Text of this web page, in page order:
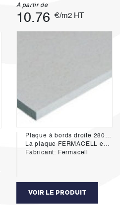
A partir de
10.76 €/m2 HT
Plaque à bords droite 280x120 ep 12.5mm
La plaque FERMACELL est exclusivement composée de plâtre et de fibres de cellulose issues du recyclage du papier. Le mélange de ces composants naturels additionné d'eau, est ensuite compressé à haute température et séché à haute température pour obtenir une plaque d'une rigidité incomparable.
Fabricant: Fermacell
VOIR LE PRODUIT